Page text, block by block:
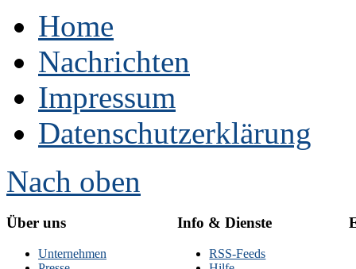
Home
Nachrichten
Impressum
Datenschutzerklärung
Nach oben
Über uns
Unternehmen
Info & Dienste
RSS-Feeds